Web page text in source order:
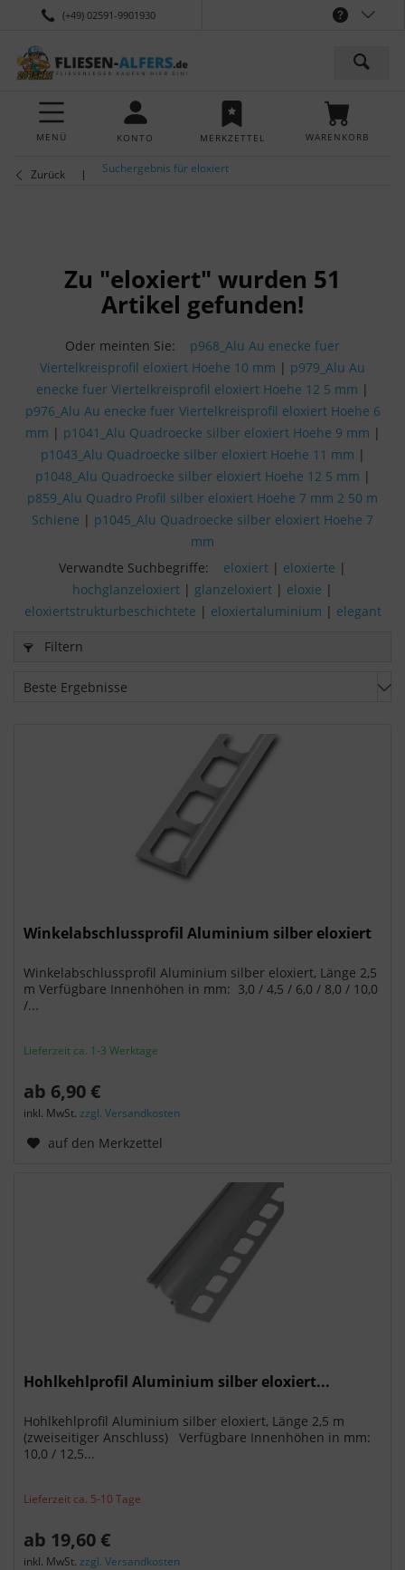
(+49) 02591-9901930
MENÜ KONTO MERKZETTEL WARENKORB
Zurück Suchergebnis für eloxiert
Zu "eloxiert" wurden 51
Artikel gefunden!
Oder meinten Sie:
p968_Alu Au enecke fuer
Viertelkreisprofil eloxiert Hoehe 10 mm | p979_Alu Au
enecke fuer Viertelkreisprofil eloxiert Hoehe 12 5 mm |
p976_Alu Au enecke fuer Viertelkreisprofil eloxiert Hoehe 6
mm | p1041_Alu Quadroecke silber eloxiert Hoehe 9 mm |
p1043_Alu Quadroecke silber eloxiert Hoehe 11 mm |
p1048_Alu Quadroecke silber eloxiert Hoehe 12 5 mm |
p859_Alu Quadro Profil silber eloxiert Hoehe 7 mm 2 50 m
Schiene | p1045_Alu Quadroecke silber eloxiert Hoehe 7
mm
Verwandte Suchbegriffe:
eloxiert | eloxierte |
hochglanzeloxiert | glanzeloxiert | eloxie |
eloxiertstrukturbeschichtete | eloxiertaluminium | elegant
Filtern
Winkelabschlussprofil Aluminium silber eloxiert
Winkelabschlussprofil Aluminium silber eloxiert, Länge 2,5
m Verfügbare Innenhöhen in mm: 3,0 / 4,5 / 6,0 / 8,0 / 10,0
/...
Lieferzeit ca. 1-3 Werktage
ab 6,90 €
inkl. MwSt.zzgl. Versandkosten
auf den Merkzettel
Hohlkehlprofil Aluminium silber eloxiert...
Hohlkehlprofil Aluminium silber eloxiert, Länge 2,5 m
(zweiseitiger Anschluss) Verfügbare Innenhöhen in mm:
10,0 / 12,5...
Lieferzeit ca. 5-10 Tage
ab 19,60 €
inkl. MwSt.zzgl. Versandkosten